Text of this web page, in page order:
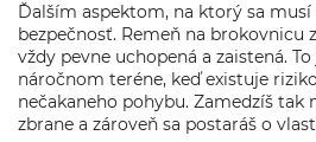
Ďalším aspektom, na ktorý sa
bezpečnosť. Remeň na brokovnicu
vždy pevne uchopená a zaistená.
náročnom teréne, keď existuje
nečakaneho pohybu. Zamedzíš tak
zbrane a zároveň sa postaráš o